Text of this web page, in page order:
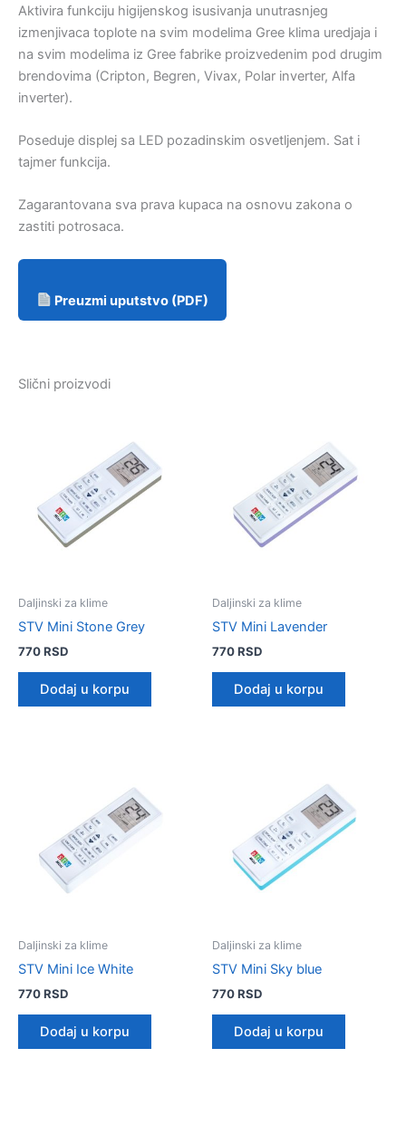
Aktivira funkciju higijenskog isusivanja unutrasnjeg
izmenjivaca toplote na svim modelima Gree klima uredjaja i
na svim modelima iz Gree fabrike proizvedenim pod drugim
brendovima (Cripton, Begren, Vivax, Polar inverter, Alfa
inverter).
Poseduje displej sa LED pozadinskim osvetljenjem. Sat i
tajmer funkcija.
Zagarantovana sva prava kupaca na osnovu zakona o
zastiti potrosaca.
Preuzmi uputstvo (PDF)
Slični proizvodi
Daljinski za klime
STV Mini Stone Grey
770RSD
Dodaj u korpu
Daljinski za klime
STV Mini Lavender
770RSD
Dodaj u korpu
Daljinski za klime
STV Mini Ice White
770RSD
Dodaj u korpu
Daljinski za klime
STV Mini Sky blue
770RSD
Dodaj u korpu